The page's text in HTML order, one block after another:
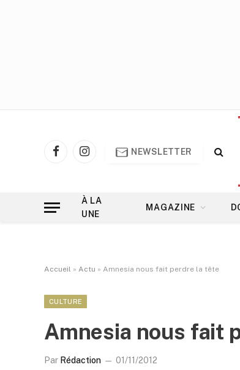
FacebookInstagram
NEWSLETTER
À LA
UNE
MAGAZINE
Accueil » Actu » Amnesia nous fait perdre la tête
CULTURE
Amnesia nous fait
Par Rédaction 01/11/2012